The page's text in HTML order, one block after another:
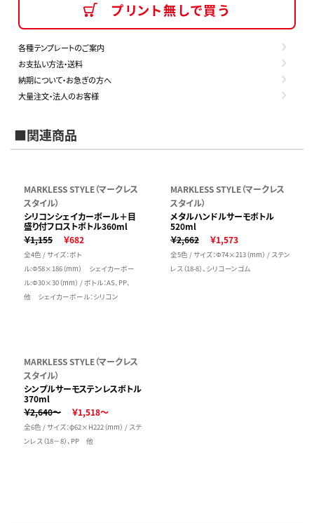
プリント無しで買う
各種テンプレートのご案内
お支払い方法・送料
納期について・お急ぎの方へ
大量注文・法人のお客様
■関連商品
MARKLESS STYLE（マークレス
スタイル）
シリコンシェイカーボール＋目
盛り付フロストボトル360ml
￥1,155
￥682
全4色 / サイズ：ボト
ル:Φ58×186（mm） シェイカーボー
ル:Φ30×30（mm） / ボトル：AS、PP、
他 シェイカーボール：シリコン
MARKLESS STYLE（マークレス
スタイル）
メタルハンドルサーモボトル
520ml
￥2,662
￥1,573
全5色 / サイズ：Φ74×213（mm） / ステン
レス（18-8）、シリコーンゴム
MARKLESS STYLE（マークレス
スタイル）
シンプルサーモステンレスボトル
370ml
￥2,640～
￥1,518～
全6色 / サイズ：φ62×H222（mm） / ステ
ンレス（18－8）、PP 他